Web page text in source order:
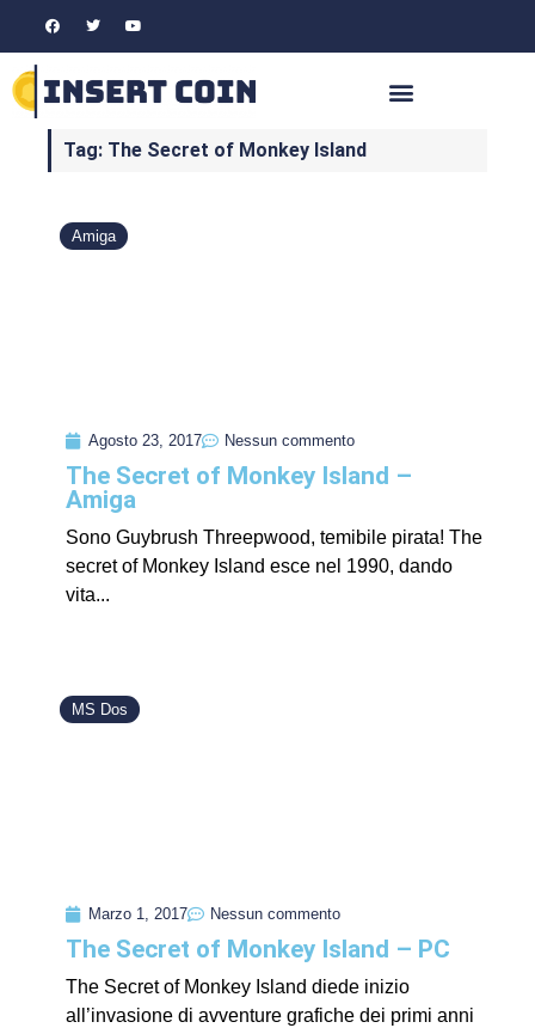
Tag: The Secret of Monkey Island
Amiga
Agosto 23, 2017 Nessun commento
The Secret of Monkey Island –
Amiga
Sono Guybrush Threepwood, temibile pirata! The
secret of Monkey Island esce nel 1990, dando
vita...
MS Dos
Marzo 1, 2017 Nessun commento
The Secret of Monkey Island – PC
The Secret of Monkey Island diede inizio
all’invasione di avventure grafiche dei primi anni